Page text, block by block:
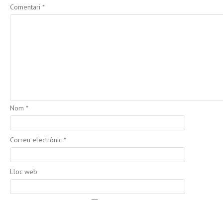
Comentari *
Nom *
Correu electrònic *
Lloc web